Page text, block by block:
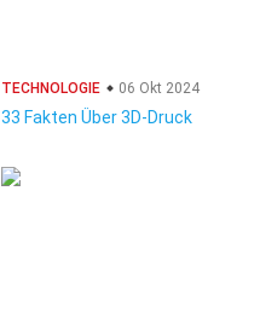
TECHNOLOGIE 06 Okt 2024
33 Fakten Über 3D-Druck